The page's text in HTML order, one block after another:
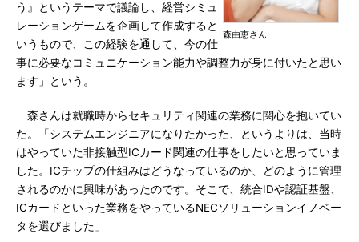
森由恵さん
う』というテーマで議論し、経営シミュ
レーションゲームを企画して作成すると
いうもので、この経験を通して、今の仕
事に必要なコミュニケーション能力や調整力が身に付いたと思い
ます」という。
森さんは就職時からセキュリティ関連の業務に関心を抱いてい
た。「システムエンジニアになりたかった、というよりは、当時
はやっていた非接触型ICカード関連の仕事をしたいと思っていま
した。ICチップの仕組みはどうなっているのか、どのように管理
されるのかに興味があったのです。そこで、統合IDや認証基盤、
ICカードといった業務をやっているNECソリューションイノベー
タを選びました」